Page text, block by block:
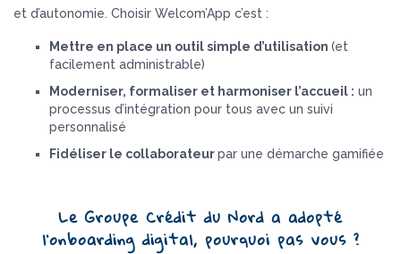
et d’autonomie. Choisir Welcom’App c’est :
Mettre en place un outil simple d’utilisation (et
facilement administrable)
Moderniser, formaliser et harmoniser l’accueil : un
processus d’intégration pour tous avec un suivi
personnalisé
Fidéliser le collaborateurpar une démarche gamifiée
Le Groupe Crédit du Nord a adopté
l’onboarding digital, pourquoi pas vous ?